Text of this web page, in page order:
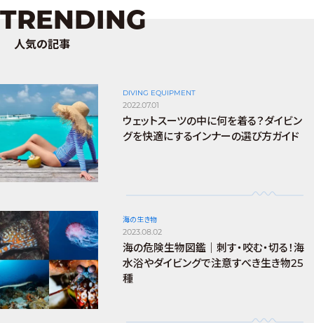
TRENDING
人気の記事
DIVING EQUIPMENT
2022.07.01
ウェットスーツの中に何を着る？ダイビン
グを快適にするインナーの選び方ガイド
海の生き物
2023.08.02
海の危険生物図鑑｜刺す・咬む・切る！海
水浴やダイビングで注意すべき生き物25
種